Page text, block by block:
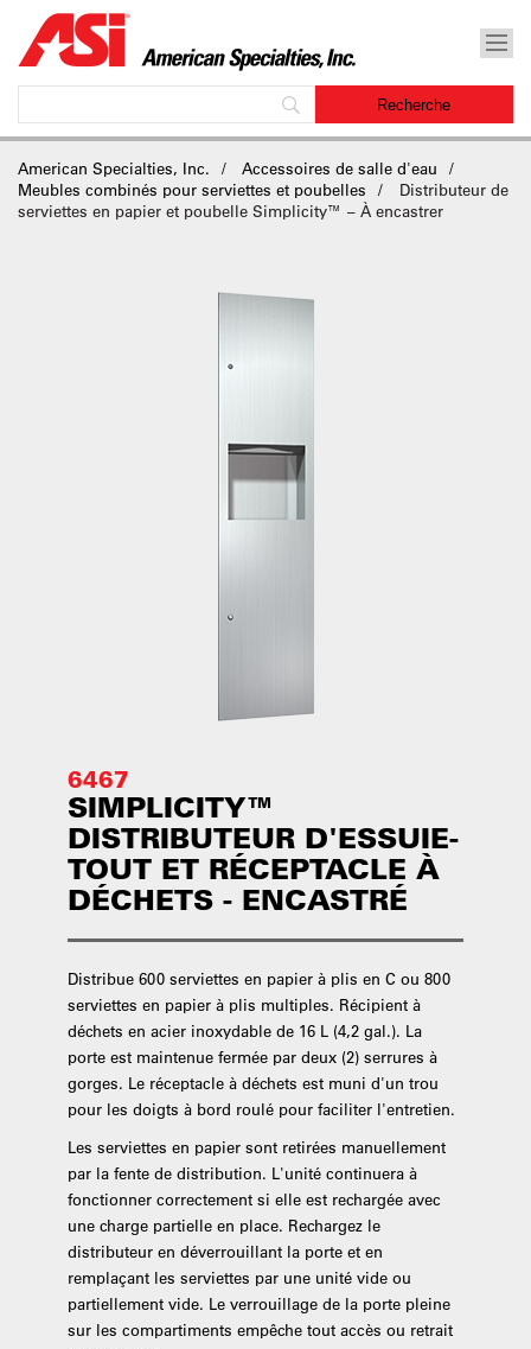
American Specialties, Inc.
Accessoires de salle d'eau
Meubles combinés pour serviettes et poubelles
Distributeur de
serviettes en papier et poubelle Simplicity™ – À encastrer
6467
SIMPLICITY™
DISTRIBUTEUR D'ESSUIE-
TOUT ET RÉCEPTACLE À
DÉCHETS - ENCASTRÉ
Distribue 600 serviettes en papier à plis en C ou 800
serviettes en papier à plis multiples. Récipient à
déchets en acier inoxydable de 16 L (4,2 gal.). La
porte est maintenue fermée par deux (2) serrures à
gorges. Le réceptacle à déchets est muni d'un trou
pour les doigts à bord roulé pour faciliter l'entretien.
Les serviettes en papier sont retirées manuellement
par la fente de distribution. L'unité continuera à
fonctionner correctement si elle est rechargée avec
une charge partielle en place. Rechargez le
distributeur en déverrouillant la porte et en
remplaçant les serviettes par une unité vide ou
partiellement vide. Le verrouillage de la porte pleine
sur les compartiments empêche tout accès ou retrait